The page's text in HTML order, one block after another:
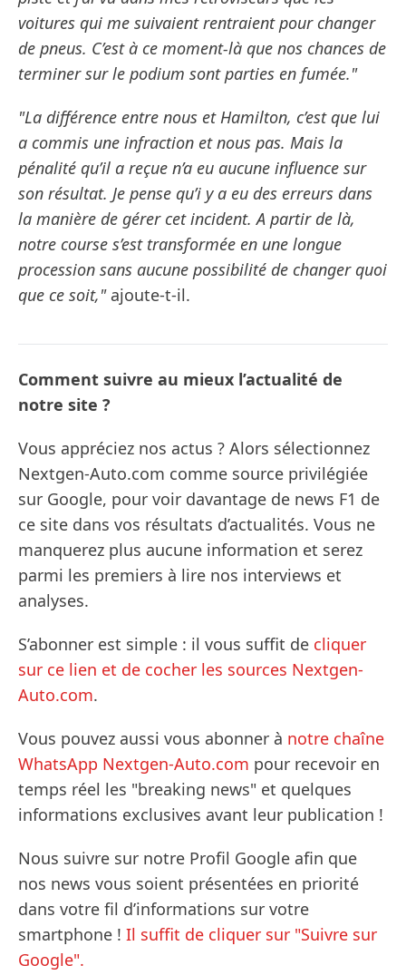
voitures qui me suivaient rentraient pour changer
de pneus. C’est à ce moment-là que nos chances de
terminer sur le podium sont parties en fumée."
"La différence entre nous et Hamilton, c’est que lui
a commis une infraction et nous pas. Mais la
pénalité qu’il a reçue n’a eu aucune influence sur
son résultat. Je pense qu’i y a eu des erreurs dans
la manière de gérer cet incident. A partir de là,
notre course s’est transformée en une longue
procession sans aucune possibilité de changer quoi
que ce soit,"ajoute-t-il.
Comment suivre au mieux l’actualité de
notre site ?
Vous appréciez nos actus ? Alors sélectionnez
Nextgen-Auto.com comme source privilégiée
sur Google, pour voir davantage de news F1 de
ce site dans vos résultats d’actualités. Vous ne
manquerez plus aucune information et serez
parmi les premiers à lire nos interviews et
analyses.
S’abonner est simple : il vous suffit de cliquer
sur ce lien et de cocher les sources Nextgen-
Auto.com.
Vous pouvez aussi vous abonner à notre chaîne
WhatsApp Nextgen-Auto.com pour recevoir en
temps réel les "breaking news" et quelques
informations exclusives avant leur publication !
Nous suivre sur notre Profil Google afin que
nos news vous soient présentées en priorité
dans votre fil d’informations sur votre
smartphone ! Il suffit de cliquer sur "Suivre sur
Google".